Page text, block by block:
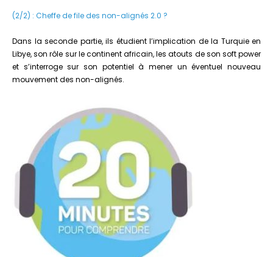
(2/2) : Cheffe de file des non-alignés 2.0 ?
Dans la seconde partie, ils étudient l’implication de la Turquie en
Libye, son rôle sur le continent africain, les atouts de son soft power
et s’interroge sur son potentiel à mener un éventuel nouveau
mouvement des non-alignés.